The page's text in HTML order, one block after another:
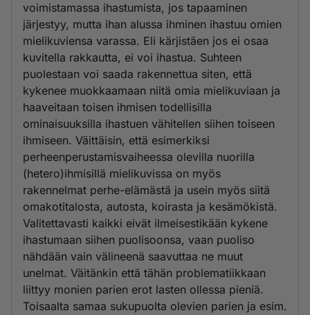
voimistamassa ihastumista, jos tapaaminen
järjestyy, mutta ihan alussa ihminen ihastuu omien
mielikuviensa varassa. Eli kärjistäen jos ei osaa
kuvitella rakkautta, ei voi ihastua. Suhteen
puolestaan voi saada rakennettua siten, että
kykenee muokkaamaan niitä omia mielikuviaan ja
haaveitaan toisen ihmisen todellisilla
ominaisuuksilla ihastuen vähitellen siihen toiseen
ihmiseen. Väittäisin, että esimerkiksi
perheenperustamisvaiheessa olevilla nuorilla
(hetero)ihmisillä mielikuvissa on myös
rakennelmat perhe-elämästä ja usein myös siitä
omakotitalosta, autosta, koirasta ja kesämökistä.
Valitettavasti kaikki eivät ilmeisestikään kykene
ihastumaan siihen puolisoonsa, vaan puoliso
nähdään vain välineenä saavuttaa ne muut
unelmat. Väitänkin että tähän problematiikkaan
liittyy monien parien erot lasten ollessa pieniä.
Toisaalta samaa sukupuolta olevien parien ja esim.